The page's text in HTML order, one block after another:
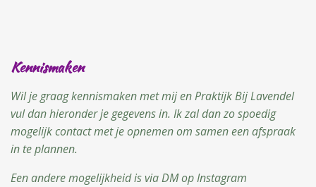
Kennismaken
Wil je graag kennismaken met mij en Praktijk Bij Lavendel
vul dan hieronder je gegevens in. Ik zal dan zo spoedig
mogelijk contact met je opnemen om samen een afspraak
in te plannen.
Een andere mogelijkheid is via DM op Instagram